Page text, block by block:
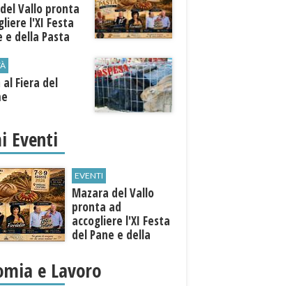
Vallo pronta
l'XI Festa
e della Pasta
al Fiera del
Eventi
EVENTI
Mazara del Vallo
pronta ad
accogliere l'XI Festa
del Pane e della
e Lavoro